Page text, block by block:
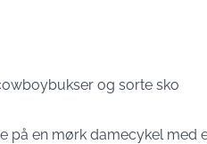
og sorte sko
på en mørk damecykel med